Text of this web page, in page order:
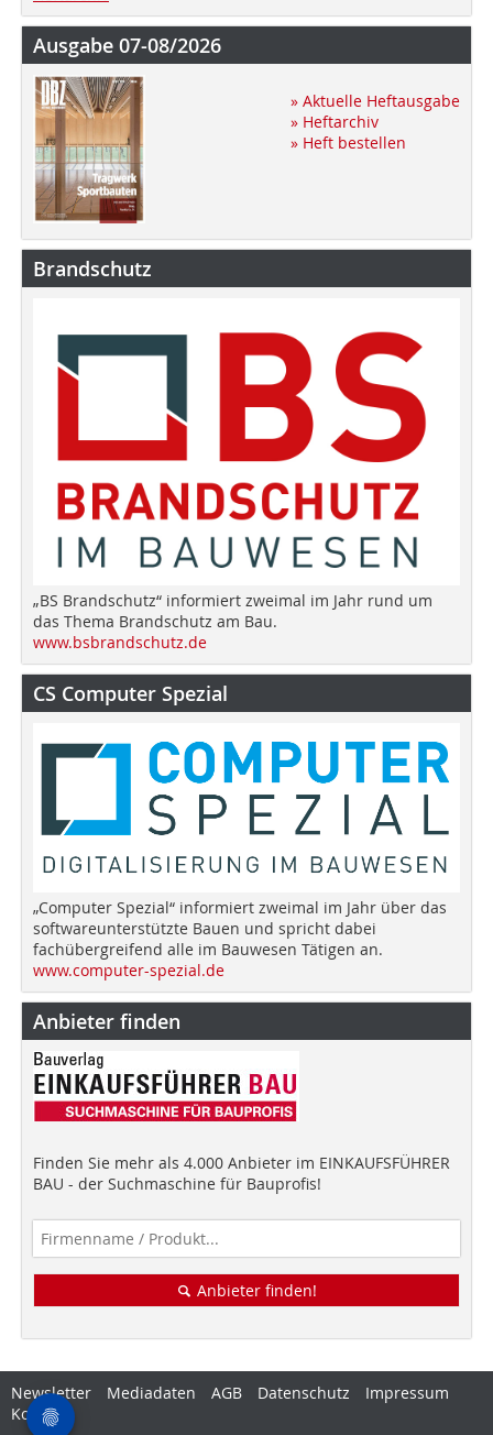
Ausgabe 07-08/2026
» Aktuelle Heftausgabe
» Heftarchiv
» Heft bestellen
Brandschutz
„BS Brandschutz“ informiert zweimal im Jahr rund um
das Thema Brandschutz am Bau.
www.bsbrandschutz.de
CS Computer Spezial
„Computer Spezial“ informiert zweimal im Jahr über das
softwareunterstützte Bauen und spricht dabei
fachübergreifend alle im Bauwesen Tätigen an.
www.computer-spezial.de
Anbieter finden
Finden Sie mehr als 4.000 Anbieter im EINKAUFSFÜHRER
BAU - der Suchmaschine für Bauprofis!
Anbieter finden!
Newsletter Mediadaten AGB Datenschutz
Impressum
Kontakt